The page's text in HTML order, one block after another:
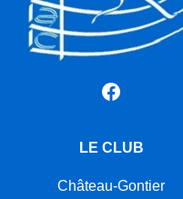
Facebook
LE CLUB
Château-Gontier